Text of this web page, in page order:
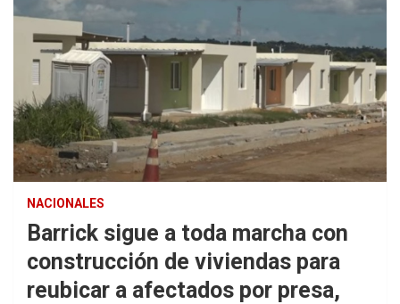
NACIONALES
Barrick sigue a toda marcha con
construcción de viviendas para
reubicar a afectados por presa,